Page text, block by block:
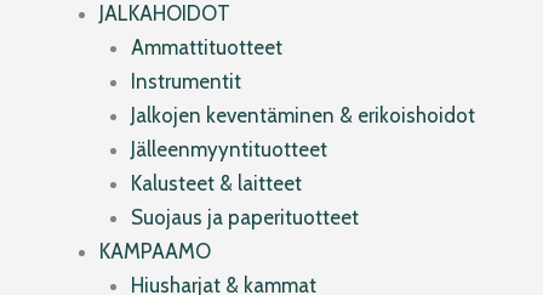
JALKAHOIDOT
Ammattituotteet
Instrumentit
Jalkojen keventäminen & erikoishoidot
Jälleenmyyntituotteet
Kalusteet & laitteet
Suojaus ja paperituotteet
KAMPAAMO
Hiusharjat & kammat